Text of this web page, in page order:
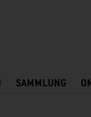
SAMMLUNG